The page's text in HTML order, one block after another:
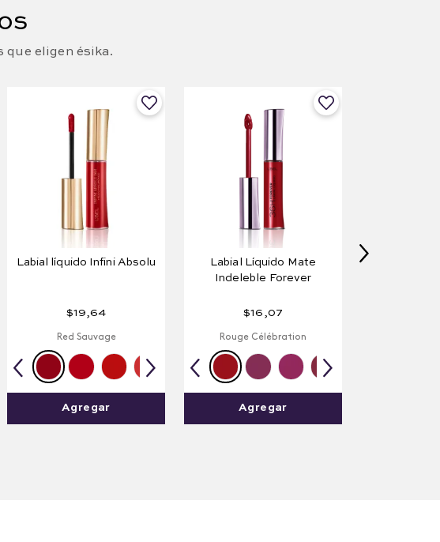
eligen ésika.
Labial líquido Infini Absolu
$19,64
Red Sauvage
Agregar
Labial Líquido Mate
Indeleble Forever
$16 ,07
Rouge Célébration
Agregar